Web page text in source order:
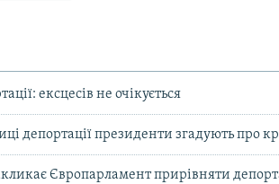
ексцесів не очікується
депортації президенти згадують про
Європарламент прирівняти